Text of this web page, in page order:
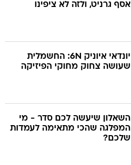
אסף גרניט, ולזה לא ציפינו
יונדאי איוניק 6N: החשמלית
שעושה צחוק מחוקי הפיזיקה
השאלון שיעשה לכם סדר - מי
המפלגה שהכי מתאימה לעמדות
שלכם?